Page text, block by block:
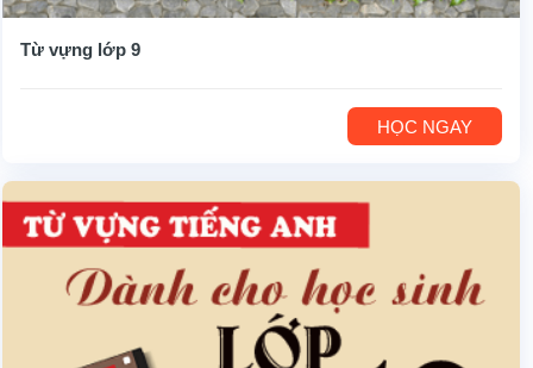
Từ vựng lớp 9
HỌC NGAY